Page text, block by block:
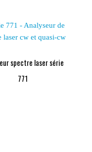
spectre laser série
771